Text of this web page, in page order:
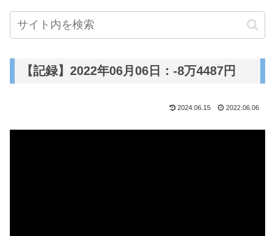
【記録】2022年06月06日：-8万4487円
2024.06.15 2022.06.06